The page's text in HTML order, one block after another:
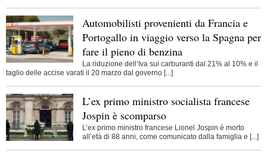
Automobilisti provenienti da Francia e
Portogallo in viaggio verso la Spagna per
fare il pieno di benzina
La riduzione dell’Iva sui carburanti dal 21% al 10% e il
taglio delle accise varati il 20 marzo dal governo [...]
L’ex primo ministro socialista francese
Jospin è scomparso
L’ex primo ministro francese Lionel Jospin è morto
all’età di 88 anni, come comunicato dalla famiglia e [...]